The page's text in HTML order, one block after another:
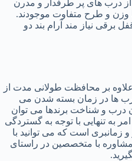
درب های پر طرفدار و مدرن
و طرح متفاوت موجودند.
برقی نیاز مند آرام بند دو
بر محافظت طولانی مدت از
ها در زمان بسته شدن می
درب و شناخت برندها می توان
به تنهایی با توجه به گستردگی
زمانبری است که می توانید با
با متخصصین در راستای